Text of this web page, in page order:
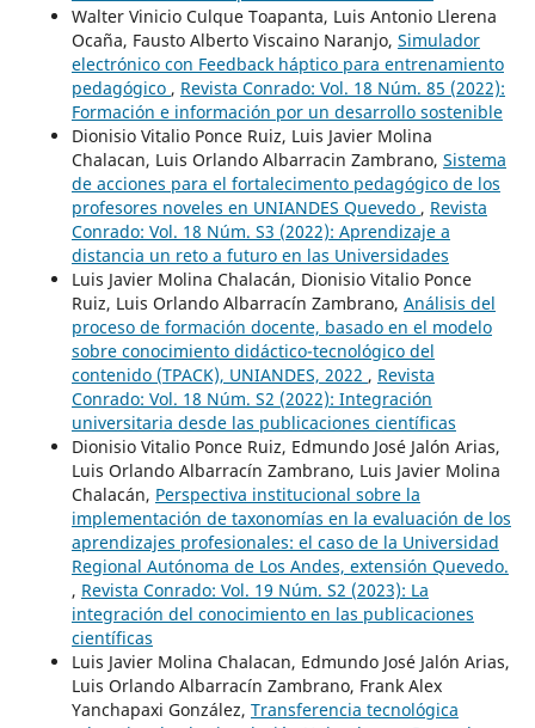
Walter Vinicio Culque Toapanta, Luis Antonio Llerena
Ocaña, Fausto Alberto Viscaino Naranjo, Simulador
electrónico con Feedback háptico para entrenamiento
pedagógico , Revista Conrado: Vol. 18 Núm. 85 (2022):
Formación e información por un desarrollo sostenible
Dionisio Vitalio Ponce Ruiz, Luis Javier Molina
Chalacan, Luis Orlando Albarracin Zambrano, Sistema
de acciones para el fortalecimento pedagógico de los
profesores noveles en UNIANDES Quevedo , Revista
Conrado: Vol. 18 Núm. S3 (2022): Aprendizaje a
distancia un reto a futuro en las Universidades
Luis Javier Molina Chalacán, Dionisio Vitalio Ponce
Ruiz, Luis Orlando Albarracín Zambrano, Análisis del
proceso de formación docente, basado en el modelo
sobre conocimiento didáctico-tecnológico del
contenido (TPACK), UNIANDES, 2022 , Revista
Conrado: Vol. 18 Núm. S2 (2022): Integración
universitaria desde las publicaciones científicas
Dionisio Vitalio Ponce Ruiz, Edmundo José Jalón Arias,
Luis Orlando Albarracín Zambrano, Luis Javier Molina
Chalacán, Perspectiva institucional sobre la
implementación de taxonomías en la evaluación de los
aprendizajes profesionales: el caso de la Universidad
Regional Autónoma de Los Andes, extensión Quevedo.
, Revista Conrado: Vol. 19 Núm. S2 (2023): La
integración del conocimiento en las publicaciones
científicas
Luis Javier Molina Chalacan, Edmundo José Jalón Arias,
Luis Orlando Albarracín Zambrano, Frank Alex
Yanchapaxi González, Transferencia tecnológica